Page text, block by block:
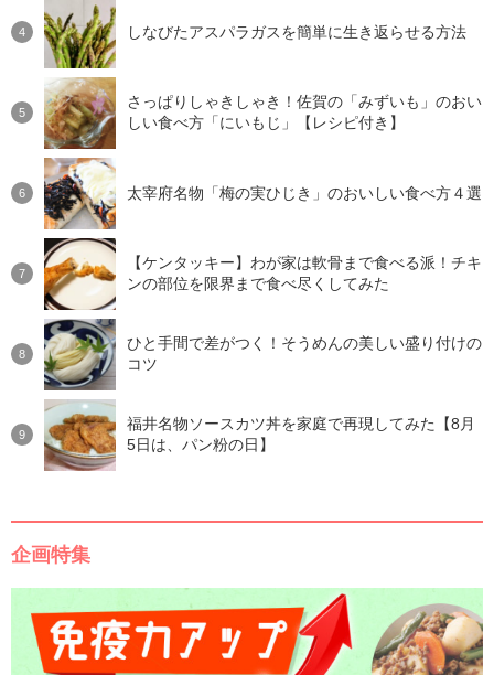
しなびたアスパラガスを簡単に生き返らせる方法
さっぱりしゃきしゃき！佐賀の「みずいも」のおい
しい食べ方「にいもじ」【レシピ付き】
太宰府名物「梅の実ひじき」のおいしい食べ方４選
【ケンタッキー】わが家は軟骨まで食べる派！チキ
ンの部位を限界まで食べ尽くしてみた
ひと手間で差がつく！そうめんの美しい盛り付けの
コツ
福井名物ソースカツ丼を家庭で再現してみた【8月
5日は、パン粉の日】
企画特集